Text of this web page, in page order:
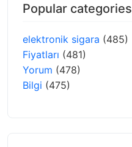
Popular categories
elektronik sigara (485)
Fiyatları (481)
Yorum (478)
Bilgi (475)